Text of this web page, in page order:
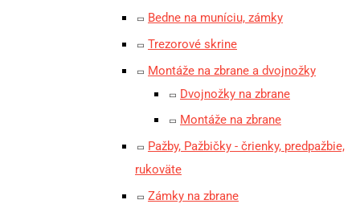
Bedne na muníciu, zámky
Trezorové skrine
Montáže na zbrane a dvojnožky
Dvojnožky na zbrane
Montáže na zbrane
Pažby, Pažbičky - črienky, predpažbie,
rukoväte
Zámky na zbrane